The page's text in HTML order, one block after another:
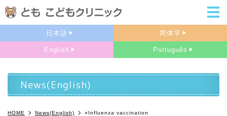
日本語 简体字
English Português
News(English)
HOME News(English) ○Influenza vaccination